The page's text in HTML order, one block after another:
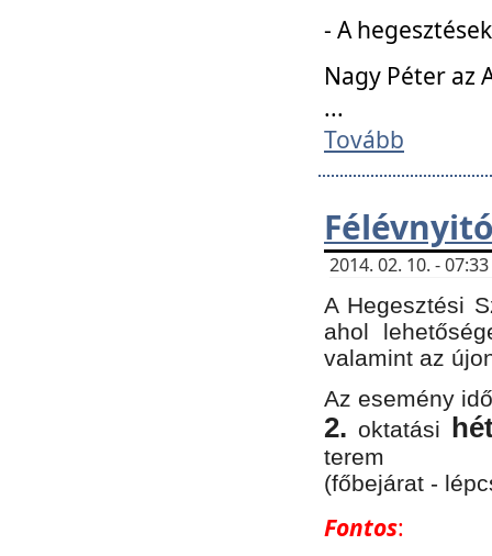
- A
Nagy Péter az
...
Tovább
2014. 02. 10. -
A Hegesztési
ahol
valamint az
Az esemény
2. oktatási
terem
(főbejárat -
Fontos: